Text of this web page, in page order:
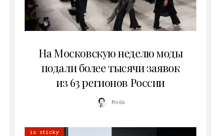
На Московскую неделю моды
подали более тысячи заявок
из 63 регионов России
Moda
is sticky